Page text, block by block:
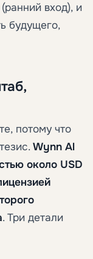
вход), и
будущего,
потому что
Wynn Al
около USD
. Три детали